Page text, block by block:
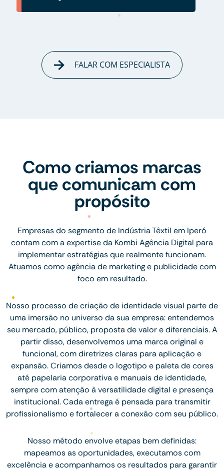
FALAR COM ESPECIALISTA
Como criamos marcas
que comunicam com
propósito
Empresas do segmento de Indústria Têxtil em Iperó
contam com a expertise da Kombi Agência Digital para
implementar estratégias que realmente funcionam.
Atuamos como agência de marketing e publicidade com
foco em resultado.
Nosso processo de criação de identidade visual parte de
uma imersão no universo da sua empresa: entendemos
seu mercado, público, proposta de valor e diferenciais. A
partir disso, desenvolvemos uma marca original e
funcional, com diretrizes claras para aplicação e
expansão. Criamos desde o logotipo e paleta de cores
até papelaria corporativa e manuais de identidade,
sempre com atenção à versatilidade digital e presença
institucional. Cada entrega é pensada para transmitir
profissionalismo e fortalecer a conexão com seu público.
Nosso método envolve etapas bem definidas:
mapeamos as oportunidades, executamos com
excelência e acompanhamos os resultados para garantir